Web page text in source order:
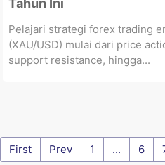
Pelajari strategi forex trading
(XAU/USD) mulai dari price
support resistance, hingga...
First Prev 1 ... 6